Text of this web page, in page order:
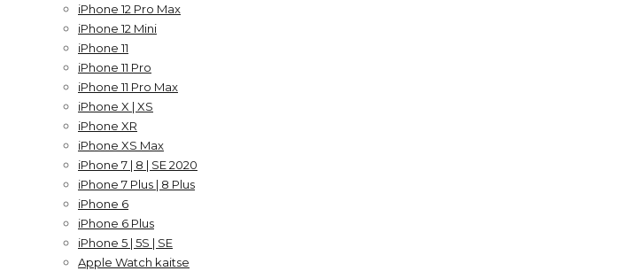
iPhone 12 Pro Max
iPhone 12 Mini
iPhone 11
iPhone 11 Pro
iPhone 11 Pro Max
iPhone X | XS
iPhone XR
iPhone XS Max
iPhone 7 | 8 | SE 2020
iPhone 7 Plus | 8 Plus
iPhone 6
iPhone 6 Plus
iPhone 5 | 5S | SE
Apple Watch kaitse